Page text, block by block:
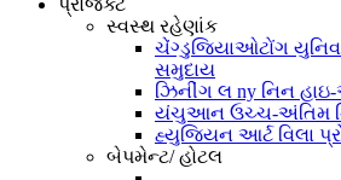
પ્રોજેક્ટ
સ્વસ્થ રહેણાંક
ચેંગ્ડુજિયાઓટોંગ
સમુદાય
ઝિનીંગ લ ny નિન
યંચુઆન ઉચ્ચ-અંતિમ
હ્યુજિયન આર્ટ વિલા
બેપમેન્ટ/ હોટલ